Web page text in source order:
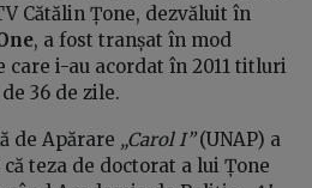
Cătălin Țone, dezvăluit în
, a fost tranșat în mod
i-au acordat în 2011 titluri
36 de zile.
de Apărare „Carol I”(UNAP) a
teza de doctorat a lui Țone